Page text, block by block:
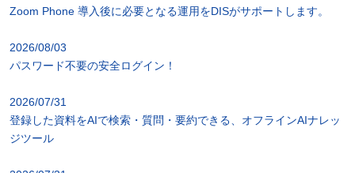
Zoom Phone 導入後に必要となる運用をDISがサポートします。
2026/08/03
パスワード不要の安全ログイン！
2026/07/31
登録した資料をAIで検索・質問・要約できる、オフラインAIナレッ
ジツール